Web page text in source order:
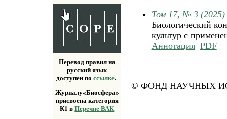
Перевод правил на
русский язык
доступен поссылке.
Журналу«Биосфера»
присвоена категория
К1 вПеречне ВАК
Том 17, № 3 (2025)
Биологический
культур c
Аннотация PDF
© ФОНД НАУЧНЫХ